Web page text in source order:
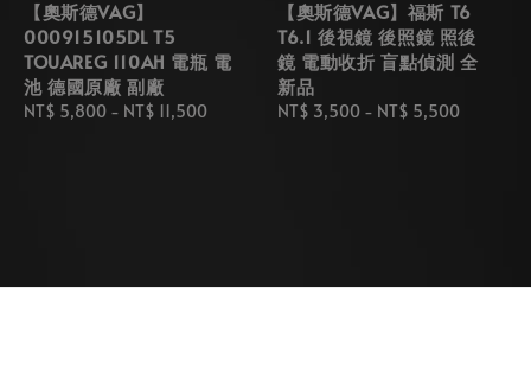
【奧斯德VAG】
000915105DL T5
TOUAREG 110AH 電瓶 電
池 德國原廠 副廠
Regular
NT$ 5,800 - NT$ 11,500
【奧斯德VAG】福斯 T6
T6.1 後視鏡 後照鏡 照後
鏡 電動收折 盲點偵測 全
新品
Regular
NT$ 3,500 - NT$ 5,500